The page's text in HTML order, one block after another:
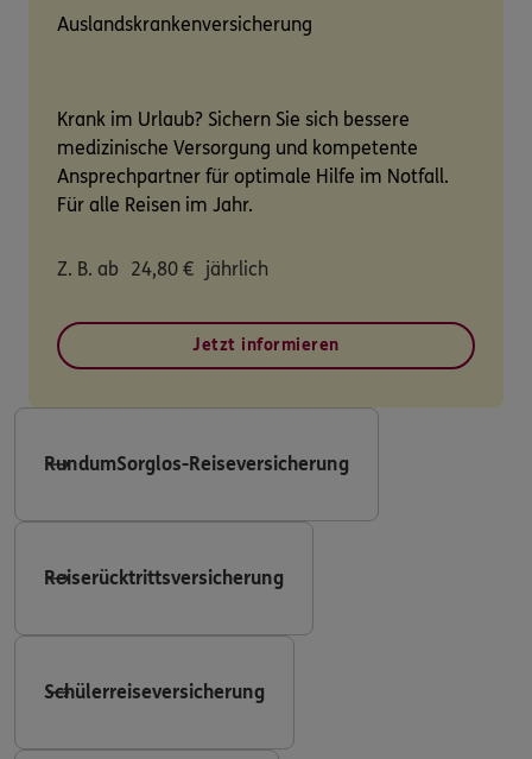
Auslandskrankenversicherung
Krank im Urlaub? Sichern Sie sich bessere
medizinische Versorgung und kompetente
Ansprechpartner für optimale Hilfe im Notfall.
Für alle Reisen im Jahr.
Z. B. ab 24,80 € jährlich
Jetzt informieren
RundumSorglos-Reiseversicherung
Reiserücktrittsversicherung
Schülerreiseversicherung